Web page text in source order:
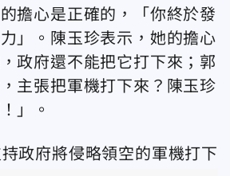
擔心是正確的，「你終於發
」。陳玉珍表示，她的擔心
政府還不能把它打下來；郭
主張把軍機打下來？陳玉珍
」。